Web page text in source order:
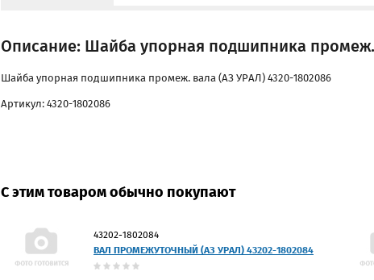
Описание: Шайба упорная подшипника промеж.
Шайба упорная подшипника промеж. вала (АЗ УРАЛ) 4320-1802086
Артикул: 4320-1802086
С этим товаром обычно покупают
43202-1802084
ВАЛ ПРОМЕЖУТОЧНЫЙ (АЗ УРАЛ) 43202-1802084